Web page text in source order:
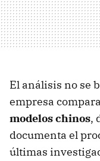
El análisis no se
empresa
modelos chinos,
documenta el
últimas